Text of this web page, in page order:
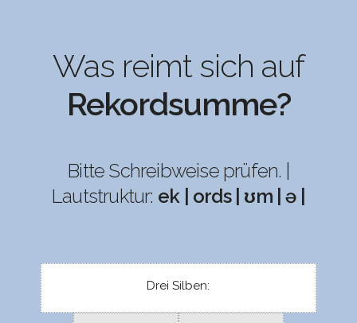
Was reimt sich auf
Rekordsumme?
Bitte Schreibweise prüfen. |
Lautstruktur: ek | ords | ʊm | ə |
Drei Silben: